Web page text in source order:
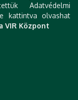
Adatvédelmi
kattintva olvashat
VIR Központ